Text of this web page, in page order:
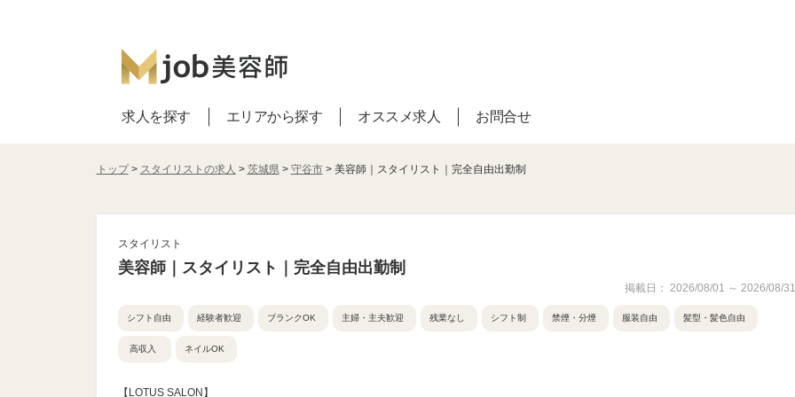
求人を探す エリアから探す オススメ求人 お問合せ
トップ> スタイリストの求人 > 茨城県> 守谷市> 美容師｜スタイリスト｜完全自由出勤制
スタイリスト
美容師｜スタイリスト｜完全自由出勤制
掲載日： 2026/08/01 ～ 2026/08/31
シフト自由 経験者歓迎 ブランクOK 主婦・主夫歓迎 残業なし シフト制 禁煙・分煙 服装自由 髪型・髪色自由
高収入 ネイルOK
【LOTUS SALON】